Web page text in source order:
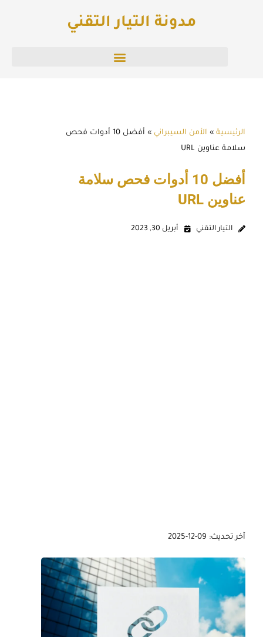
مدونة التيار التقني
الرئيسية » الأمن السيبراني »
أفضل 10 أدوات فحص
سلامة عناوين URL
أفضل 10 أدوات فحص سلامة
عناوين URL
التيار التقني أبريل 30, 2023
آخر تحديث: 09-12-2025